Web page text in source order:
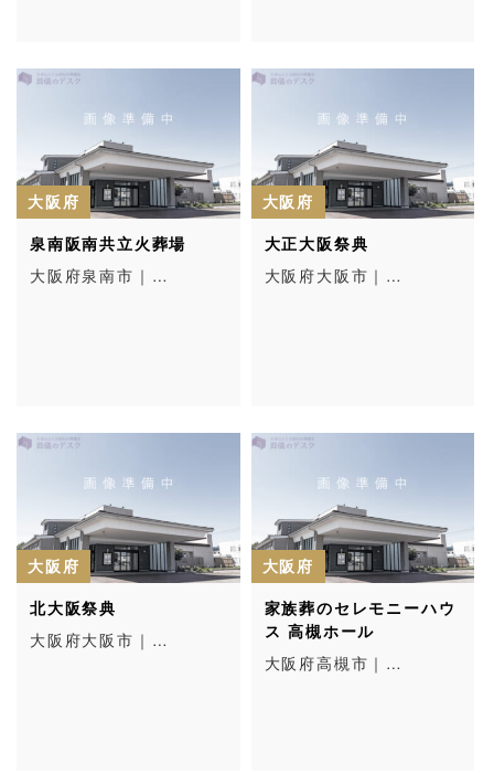
大阪府
泉南阪南共立火葬場
大阪府泉南市｜…
大阪府
大正大阪祭典
大阪府大阪市｜…
大阪府
北大阪祭典
大阪府大阪市｜…
大阪府
家族葬のセレモニーハウ
ス 高槻ホール
大阪府高槻市｜…